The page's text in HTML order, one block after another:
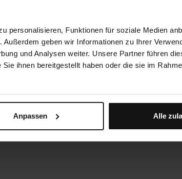
personalisieren, Funktionen für soziale Medien
geben wir Informationen zu Ihrer
und Analysen weiter. Unsere Partner führen
ihnen bereitgestellt haben oder die sie im
Anpassen Alle